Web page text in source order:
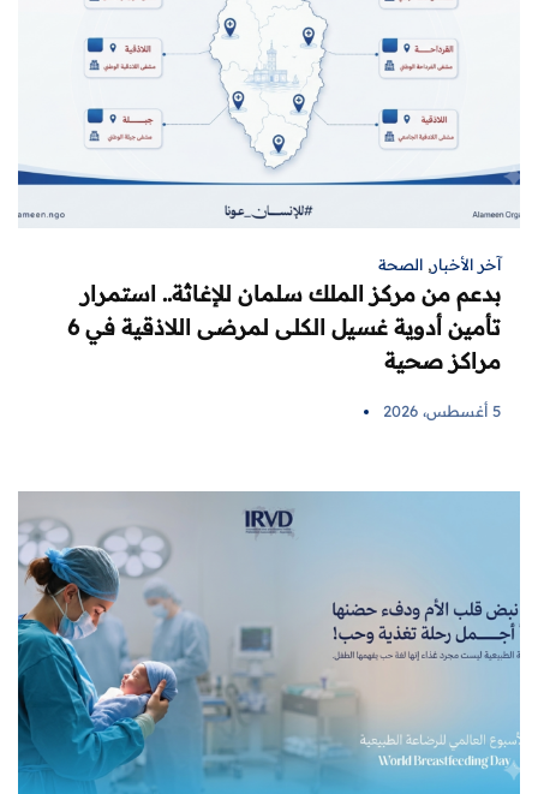
آخر الأخبار, الصحة
بدعم من مركز الملك سلمان للإغاثة.. استمرار
تأمين أدوية غسيل الكلى لمرضى اللاذقية في 6
مراكز صحية
5 أغسطس، 2026